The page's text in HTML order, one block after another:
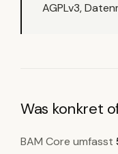
AGPLv3,
Was konkret
BAM Core umfasst